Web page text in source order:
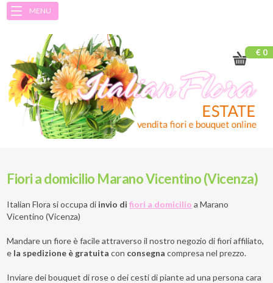
MENU
€ 0
Fiori a domicilio Marano Vicentino (Vicenza)
Italian Flora si occupa di invio difiori a domicilio a Marano
Vicentino (Vicenza)
Mandare un fiore è facile attraverso il nostro negozio di fiori affiliato,
e la spedizione è gratuita con consegna compresa nel prezzo.
Inviare dei bouquet di rose o dei cesti di piante ad una persona cara